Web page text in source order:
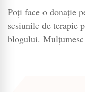
Poți face o donație
sesiunile de terapie
blogului.